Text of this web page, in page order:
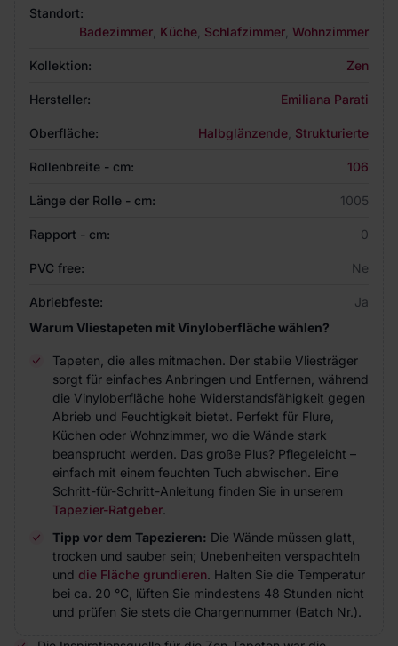
Standort:
Badezimmer Küche Schlafzimmer Wohnzimmer
Kollektion: Zen
Hersteller: Emiliana Parati
Oberfläche: Halbglänzende Strukturierte
Rollenbreite - cm: 106
Länge der Rolle - cm: 1005
Rapport - cm: 0
PVC free: Ne
Abriebfeste:
Ja
Warum Vliestapeten mit Vinyloberfläche wählen?
Tapeten, die alles mitmachen. Der stabile Vliesträger
sorgt für einfaches Anbringen und Entfernen, während
die Vinyloberfläche hohe Widerstandsfähigkeit gegen
Abrieb und Feuchtigkeit bietet. Perfekt für Flure,
Küchen oder Wohnzimmer, wo die Wände stark
beansprucht werden. Das große Plus? Pflegeleicht –
einfach mit einem feuchten Tuch abwischen. Eine
Schritt-für-Schritt-Anleitung finden Sie in unserem
Tapezier-Ratgeber.
Tipp vor dem Tapezieren: Die Wände müssen glatt,
trocken und sauber sein; Unebenheiten verspachteln
und die Fläche grundieren. Halten Sie die Temperatur
bei ca. 20 °C, lüften Sie mindestens 48 Stunden nicht
und prüfen Sie stets die Chargennummer (Batch Nr.).